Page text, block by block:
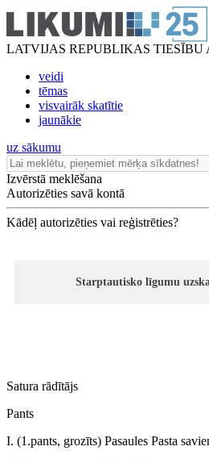
LATVIJAS REPUBLIKAS TIESĪBU
veidi
tēmas
visvairāk skatītie
jaunākie
uz sākumu
Izvērstā meklēšana
Autorizēties savā kontā
Kādēļ autorizēties vai reģistrēties?
Starptautisko līgumu
Satura rādītājs
Pants
I. (1.pants, grozīts) Pasaules Pasta